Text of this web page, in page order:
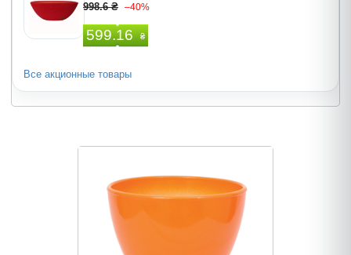
998.6 ₴ –40%
599.16 ₴
Все акционные товары